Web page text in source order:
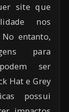
site que
nos
entanto,
para
ser
Hat e Grey
possui